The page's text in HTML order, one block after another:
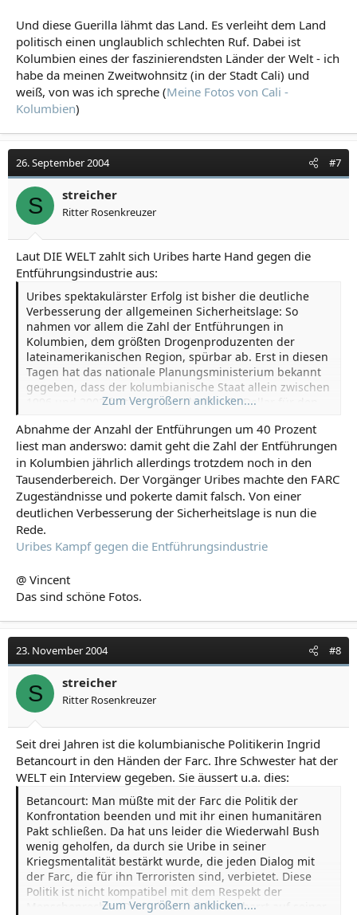
Und diese Guerilla lähmt das Land. Es verleiht dem Land
politisch einen unglaublich schlechten Ruf. Dabei ist
Kolumbien eines der faszinierendsten Länder der Welt - ich
habe da meinen Zweitwohnsitz (in der Stadt Cali) und
weiß, von was ich spreche (Meine Fotos von Cali -
Kolumbien)
26. September 2004 #7
S streicher
Ritter Rosenkreuzer
Laut DIE WELT zahlt sich Uribes harte Hand gegen die
Entführungsindustrie aus:
Uribes spektakulärster Erfolg ist bisher die deutliche
Verbesserung der allgemeinen Sicherheitslage: So
nahmen vor allem die Zahl der Entführungen in
Kolumbien, dem größten Drogenproduzenten der
lateinamerikanischen Region, spürbar ab. Erst in diesen
Tagen hat das nationale Planungsministerium bekannt
gegeben, dass der kolumbianische Staat allein zwischen
1996 und 2003 fast eine Viertelmilliarde Dollar für den
habe.
Zum Vergrößern anklicken....
Abnahme der Anzahl der Entführungen um 40 Prozent
liest man anderswo: damit geht die Zahl der Entführungen
in Kolumbien jährlich allerdings trotzdem noch in den
Tausenderbereich. Der Vorgänger Uribes machte den FARC
Zugeständnisse und pokerte damit falsch. Von einer
deutlichen Verbesserung der Sicherheitslage is nun die
Rede.
Uribes Kampf gegen die Entführungsindustrie
@ Vincent
Das sind schöne Fotos.
23. November 2004 #8
S streicher
Ritter Rosenkreuzer
Seit drei Jahren ist die kolumbianische Politikerin Ingrid
Betancourt in den Händen der Farc. Ihre Schwester hat der
WELT ein Interview gegeben. Sie äussert u.a. dies:
Betancourt: Man müßte mit der Farc die Politik der
Konfrontation beenden und mit ihr einen humanitären
Pakt schließen. Da hat uns leider die Wiederwahl Bush
wenig geholfen, da durch sie Uribe in seiner
Kriegsmentalität bestärkt wurde, die jeden Dialog mit
der Farc, die für ihn Terroristen sind, verbietet. Diese
Politik ist nicht kompatibel mit dem Respekt der
Menschenrechte. Doch der Präsident beharrt auf seiner
Zum Vergrößern anklicken....